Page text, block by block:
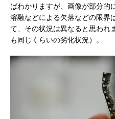
ばわかりますが、画像が部分的
溶融などによる欠落などの限界
て、その状況は異なると思われ
も同じくらいの劣化状況）。